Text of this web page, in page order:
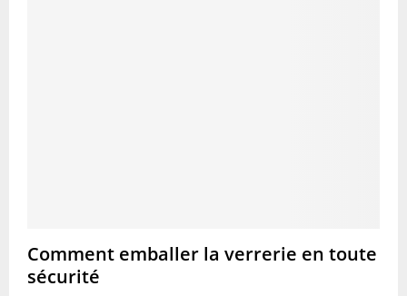
Comment emballer la verrerie en toute
sécurité